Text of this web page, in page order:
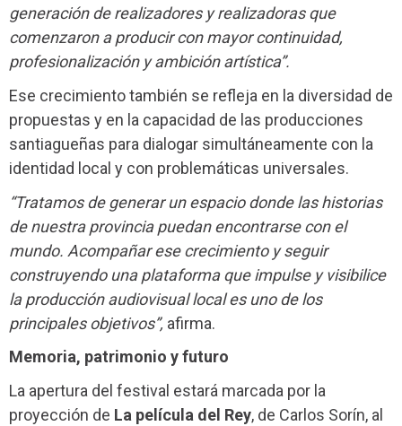
generación de realizadores y realizadoras que
comenzaron a producir con mayor continuidad,
profesionalización y ambición artística”.
Ese crecimiento también se refleja en la diversidad de
propuestas y en la capacidad de las producciones
santiagueñas para dialogar simultáneamente con la
identidad local y con problemáticas universales.
“Tratamos de generar un espacio donde las historias
de nuestra provincia puedan encontrarse con el
mundo. Acompañar ese crecimiento y seguir
construyendo una plataforma que impulse y visibilice
la producción audiovisual local es uno de los
principales objetivos”, afirma.
Memoria, patrimonio y futuro
La apertura del festival estará marcada por la
proyección de La película del Rey, de Carlos Sorín, al